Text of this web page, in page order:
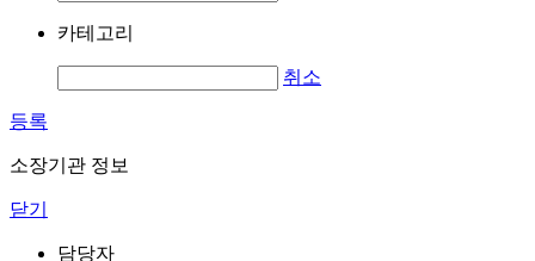
카테고리
취소
등록
소장기관 정보
닫기
담당자